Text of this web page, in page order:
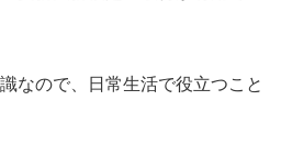
なので、日常生活で役立つこと